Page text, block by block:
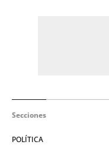
Secciones
POLÍTICA